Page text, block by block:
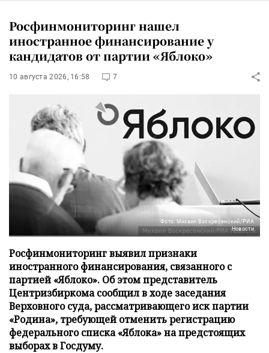
Росфинмониторинг нашел
иностранное финансирование у
кандидатов от партии «Яблоко»
10 августа 2026, 16:58 7
Фото: Михаил Воскресенский/РИА
Новости
Росфинмониторинг выявил признаки
иностранного финансирования, связанного с
партией «Яблоко». Об этом представитель
Центризбиркома сообщил в ходе заседания
Верховного суда, рассматривающего иск партии
«Родина», требующей отменить регистрацию
федерального списка «Яблока» на предстоящих
выборах в Госдуму.